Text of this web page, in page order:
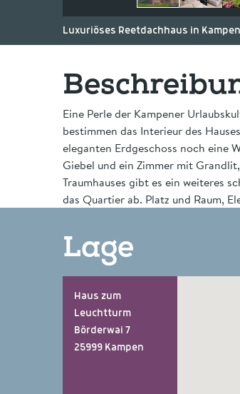
Luxuriöses Reetdachhaus in Kampen
Eine Perle der Kampener
bestimmen das Interieur des
eleganten Erdgeschoss noch eine
Giebel und ein Zimmer mit
Traumhauses gibt es ein weiteres
das Quartier ab. Platz und Raum,
Lage
Haus zum
Leuchtturm
Börderwai 7
25999 Kampen